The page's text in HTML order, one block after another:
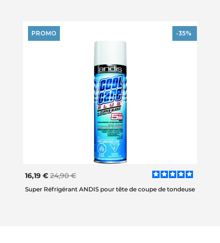
PROMO -35%
16,19 € 24,90 €
Super Réfrigérant ANDIS pour tête de coupe de tondeuse